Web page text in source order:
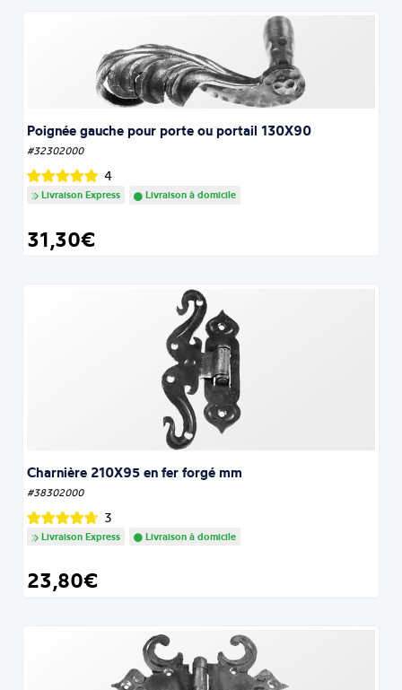
Poignée gauche pour porte ou portail 130X90
#32302000
4
Livraison Express Livraison à domicile
31,30€
Charnière 210X95 en fer forgé mm
#38302000
3
Livraison Express Livraison à domicile
23,80€